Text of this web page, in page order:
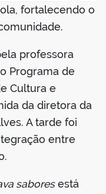
fortalecendo o
professora
Programa de
Cultura e
da diretora da
A tarde foi
entre
saboresestá